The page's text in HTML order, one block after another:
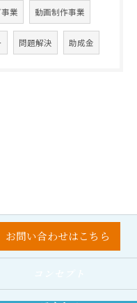
業 動画制作事業
問題解決 助成金
お問い合わせはこちら